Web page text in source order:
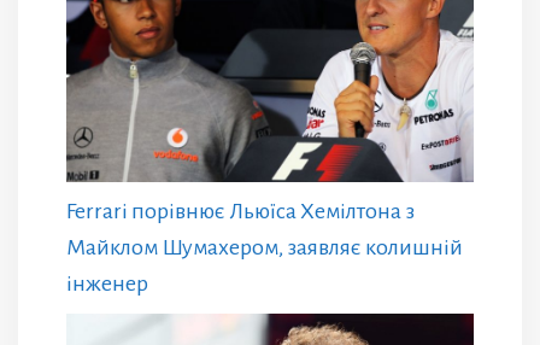
Ferrari порівнює Льюїса Хемілтона з
Майклом Шумахером, заявляє колишній
інженер